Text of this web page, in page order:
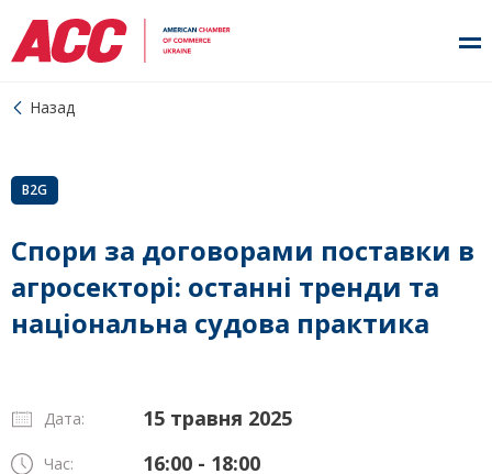
Назад
B2G
Спори за договорами поставки в
агросекторі: останні тренди та
національна судова практика
Дата: 15 травня 2025
Час: 16:00 - 18:00